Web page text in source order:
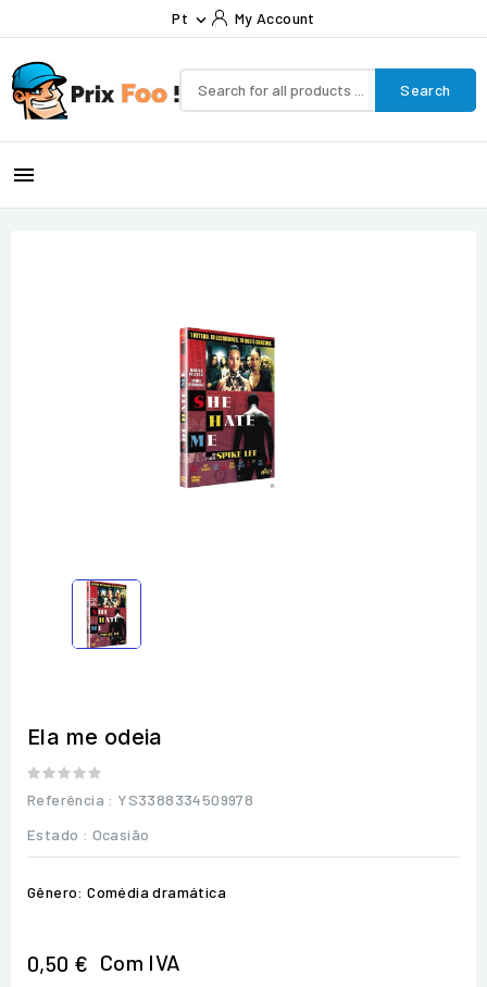
Pt  My Account
Search

Ela me odeia
Referência : YS3388334509978
Estado : Ocasião
Gênero: Comédia dramática
0,50 € Com IVA